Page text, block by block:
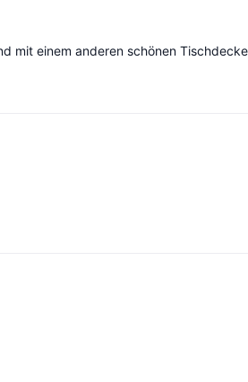
mit einem anderen schönen